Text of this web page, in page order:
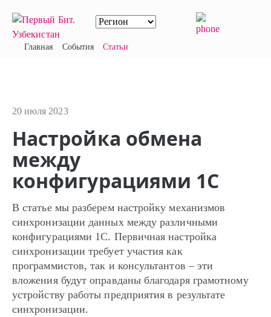
Главная События Статьи
20 июля 2023
Настройка обмена
между
конфигурациями 1С
В статье мы разберем настройку механизмов
синхронизации данных между различными
конфигурациями 1С. Первичная настройка
синхронизации требует участия как
программистов, так и консультантов – эти
вложения будут оправданы благодаря грамотному
устройству работы предприятия в результате
синхронизации.